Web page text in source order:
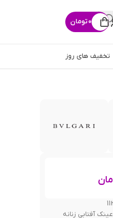
0تومان
تخفیف های روز
عینک آفتابی زنانه